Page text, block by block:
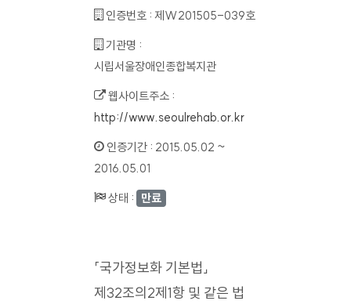
인증번호 : 제W201505-039호
기관명 :
시립서울장애인종합복지관
웹사이트주소 :
http://www.seoulrehab.or.kr
인증기간 : 2015.05.02 ~
2016.05.01
상태 : 만료
「국가정보화 기본법」
제32조의2제1항 및 같은 법